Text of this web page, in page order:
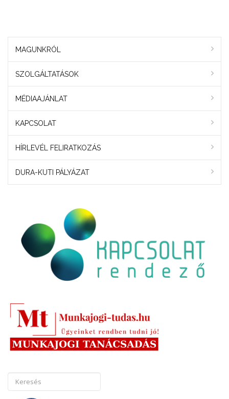
MAGUNKRÓL
SZOLGÁLTATÁSOK
MÉDIAAJÁNLAT
KAPCSOLAT
HÍRLEVÉL FELIRATKOZÁS
DURA-KUTI PÁLYÁZAT